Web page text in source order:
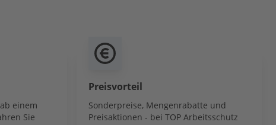
einem
Sie
Preisvorteil
Sonderpreise, Mengenrabatte und
Preisaktionen - bei TOP Arbeitsschutz